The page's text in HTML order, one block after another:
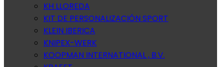
KH LLOREDA
KIT DE PERSONALIZACIÓN SPORT
KLEIN IBERICA
KNIPEX-WERK
KOOPMAN INTERNATIONAL , B.V.